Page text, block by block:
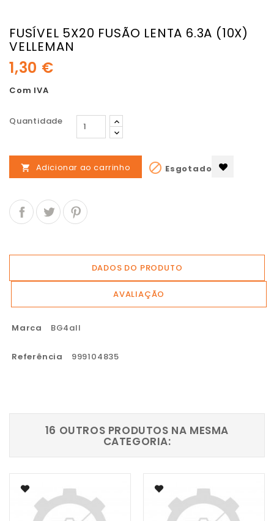
FUSÍVEL 5X20 FUSÃO LENTA 6.3A (10X)
VELLEMAN
1,30 €
Com IVA
Quantidade
 Adicionar ao carrinho  Esgotado
DADOS DO PRODUTO
AVALIAÇÃO
Marca BG4all
Referência 999104835
16 OUTROS PRODUTOS NA MESMA
CATEGORIA: